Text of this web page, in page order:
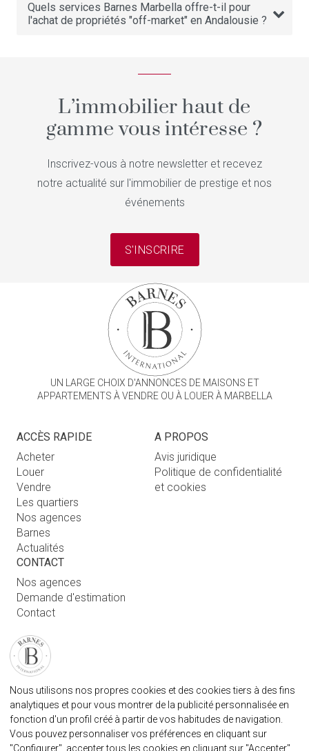
Quels services Barnes Marbella offre-t-il pour
l'achat de propriétés "off-market" en Andalousie ?
L’immobilier haut de
gamme vous intéresse ?
Inscrivez-vous à notre newsletter et recevez
notre actualité sur l'immobilier de prestige et nos
événements
S'INSCRIRE
UN LARGE CHOIX D'ANNONCES DE MAISONS ET
APPARTEMENTS À VENDRE OU À LOUER À MARBELLA
ACCÈS RAPIDE
Acheter
Louer
Vendre
Les quartiers
Nos agences
Barnes
Actualités
A PROPOS
Avis juridique
Politique de confidentialité
et cookies
CONTACT
Nos agences
Demande d'estimation
Contact
FAQ
AGENECE IMMOBILIÈRE BARNES MARBELLA
marbella@barnes-international.com
+34 614 25 01 89
Nous utilisons nos propres cookies et des cookies tiers à des fins
analytiques et pour vous montrer de la publicité personnalisée en
fonction d'un profil créé à partir de vos habitudes de navigation.
Vous pouvez personnaliser vos préférences en cliquant sur
"Configurer", accepter tous les cookies en cliquant sur "Accepter"